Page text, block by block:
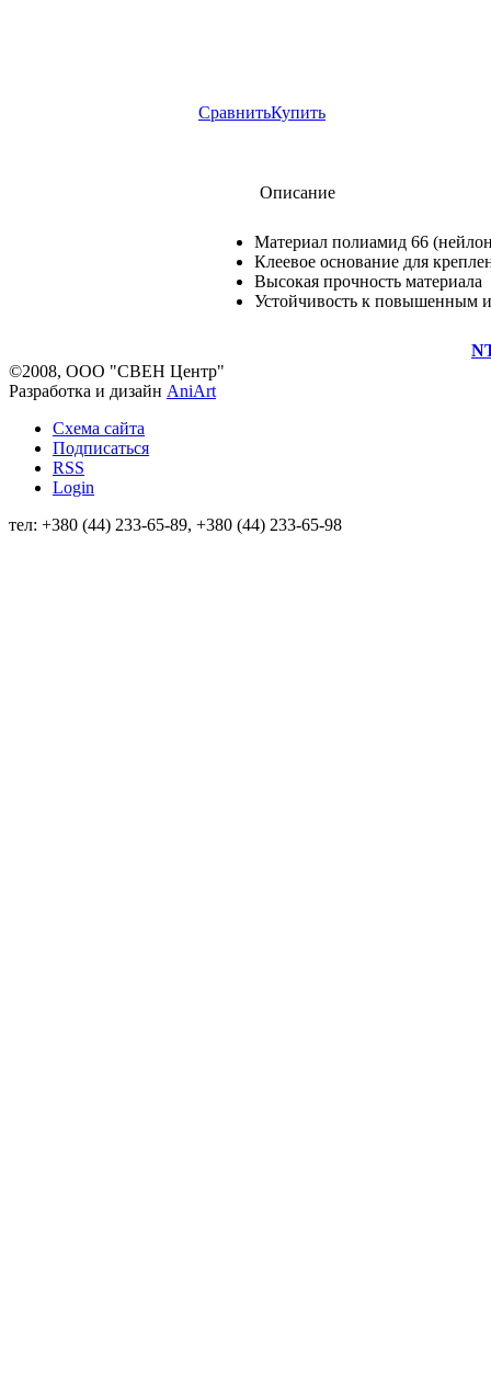
СравнитьКупить
Описание
Материал полиамид 66
Клеевое основание для
Высокая прочность материала
Устойчивость к повышенным
©2008, ООО "СВЕН Центр"
Разработка и дизайн AniArt
Схема сайта
Подписаться
RSS
Login
тел: +380 (44) 233-65-89, +380 (44) 233-65-98